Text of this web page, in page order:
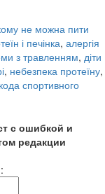
не можна пити
і печінка, алергія
з травленням, діти
, небезпека протеїну,
спортивного
с ошибкой и
редакции